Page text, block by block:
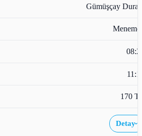
Gümüşçay
170
Detay›